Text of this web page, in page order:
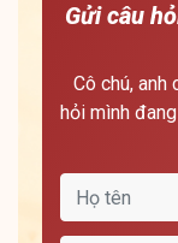
Gửi câu
Cô chú, anh
hỏi mình